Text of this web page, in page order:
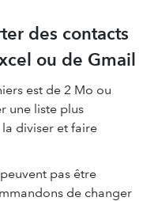
des contacts
ou de Gmail
est de 2 Mo ou
une liste plus
diviser et faire
pas être
de changer